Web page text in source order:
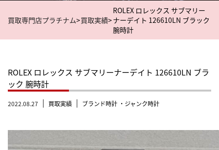
買取専門店プラチナム>買取実績>
ROLEX ロレックス サブマリー
ナーデイト 126610LN ブラック
腕時計
ROLEX ロレックス サブマリーナーデイト 126610LN ブラ
ック 腕時計
2022.08.27 買取実績 ブランド時計 ・ジャンク時計